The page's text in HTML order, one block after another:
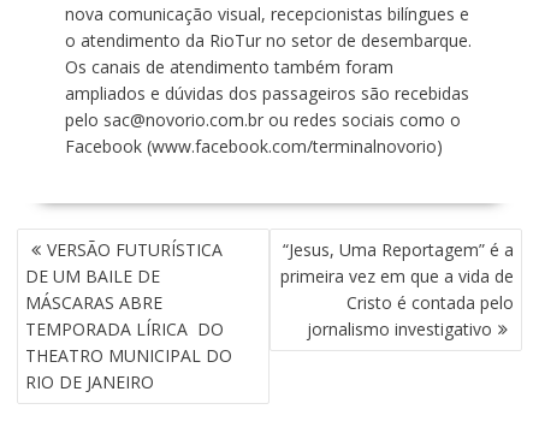
nova comunicação visual, recepcionistas bilíngues e
o atendimento da RioTur no setor de desembarque.
Os canais de atendimento também foram
ampliados e dúvidas dos passageiros são recebidas
pelo sac@novorio.com.br ou redes sociais como o
Facebook (www.facebook.com/terminalnovorio)
N
A
V
G
A
Ç
VERSÃO FUTURÍSTICA
DE UM BAILE DE
MÁSCARAS ABRE
TEMPORADA LÍRICA DO
THEATRO MUNICIPAL DO
RIO DE JANEIRO
“Jesus, Uma Reportagem” é a
primeira vez em que a vida de
Cristo é contada pelo
jornalismo investigativo